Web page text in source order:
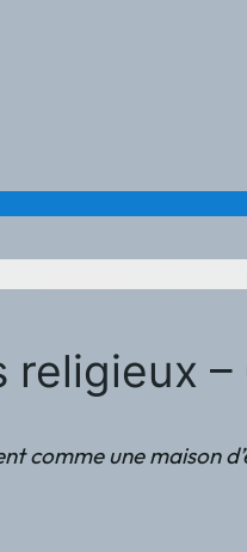
religieux
comme une